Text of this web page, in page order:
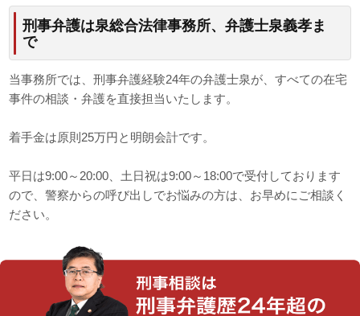
刑事弁護は泉総合法律事務所、弁護士泉義孝ま
で
当事務所では、刑事弁護経験24年の弁護士泉が、すべての在宅
事件の相談・弁護を直接担当いたします。
着手金は原則25万円と明朗会計です。
平日は9:00～20:00、土日祝は9:00～18:00で受付しております
ので、警察からの呼び出しでお悩みの方は、お早めにご相談く
ださい。